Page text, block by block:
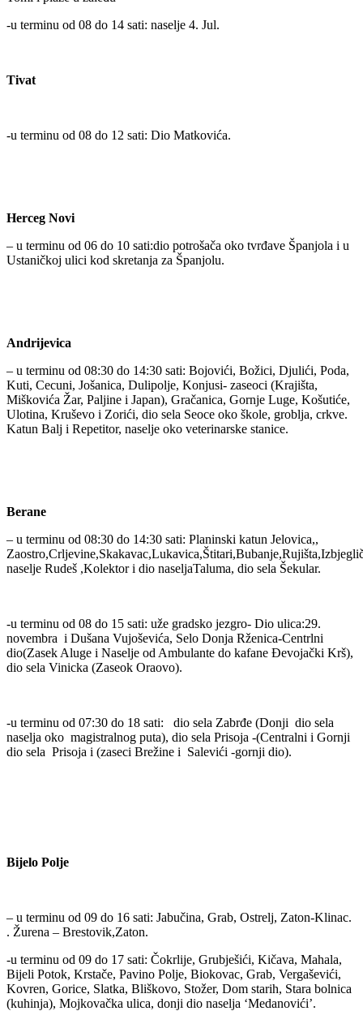
-u terminu od 08 do 14 sati: naselje 4. Jul.
Tivat
-u terminu od 08 do 12 sati: Dio Matkovića.
Herceg Novi
– u terminu od 06 do 10 sati:dio potrošača oko tvrđave Španjola i u
Ustaničkoj ulici kod skretanja za Španjolu.
Andrijevica
– u terminu od 08:30 do 14:30 sati: Bojovići, Božici, Djulići, Poda,
Kuti, Cecuni, Jošanica, Dulipolje, Konjusi- zaseoci (Krajišta,
Miškovića Žar, Paljine i Japan), Gračanica, Gornje Luge, Košutiće,
Ulotina, Kruševo i Zorići, dio sela Seoce oko škole, groblja, crkve.
Katun Balj i Repetitor, naselje oko veterinarske stanice.
Berane
– u terminu od 08:30 do 14:30 sati: Planinski katun Jelovica,,
naselje Rudeš ,Kolektor i dio naseljaTaluma, dio sela Šekular.
-u terminu od 08 do 15 sati: uže gradsko jezgro- Dio ulica:29.
novembra i Dušana Vujoševića, Selo Donja Rženica-Centrlni
dio(Zasek Aluge i Naselje od Ambulante do kafane Đevojački Krš),
dio sela Vinicka (Zaseok Oraovo).
-u terminu od 07:30 do 18 sati: dio sela Zabrđe (Donji dio sela
naselja oko magistralnog puta), dio sela Prisoja -(Centralni i Gornji
dio sela Prisoja i (zaseci Brežine i Salevići -gornji dio).
Bijelo Polje
– u terminu od 09 do 16 sati: Jabučina, Grab, Ostrelj, Zaton-Klinac.
. Žurena – Brestovik,Zaton.
-u terminu od 09 do 17 sati: Čokrlije, Grubješići, Kičava, Mahala,
Bijeli Potok, Krstače, Pavino Polje, Biokovac, Grab, Vergaševići,
Kovren, Gorice, Slatka, Bliškovo, Stožer, Dom starih, Stara bolnica
(kuhinja), Mojkovačka ulica, donji dio naselja ‘Medanovići’.